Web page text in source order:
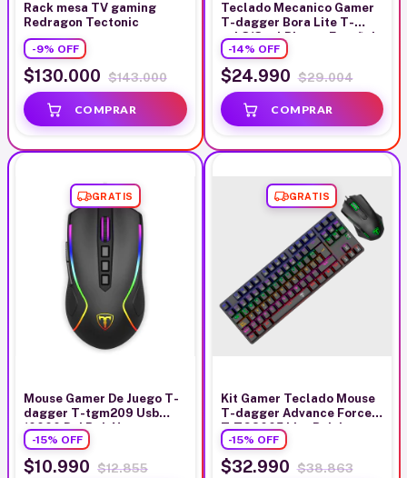
Rack mesa TV gaming
Redragon Tectonic
-9% OFF
$130.000 $143.000
Teclado Mecanico Gamer
T-dagger Bora Lite T-
tgk313w-l Blanco Español
Latinoamérica
-14% OFF
$24.990 $29.004
GRATIS
Mouse Gamer De Juego T-
dagger T-tgm209 Usb
10000 Dpi Rgb Negro
-15% OFF
$10.990 $12.855
GRATIS
Kit Gamer Teclado Mouse
T-dagger Advance Force
T-TGS005 Lite Rainbow
Negro
-15% OFF
$32.990 $38.863